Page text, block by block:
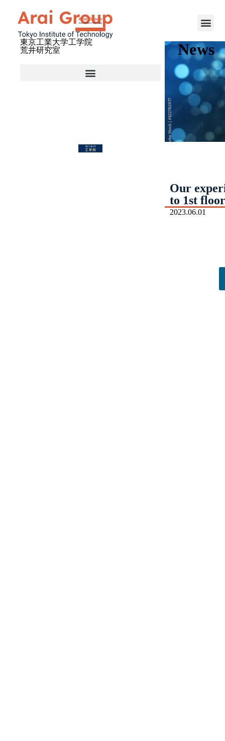
東京工業大学工学院
荒井研究室
News
Our
to 1st
2023.06.01